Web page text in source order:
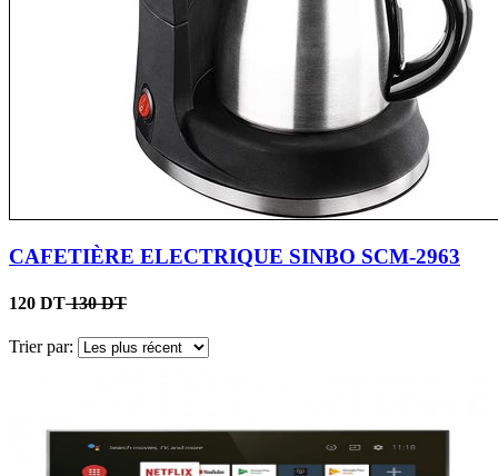
CAFETIÈRE ELECTRIQUE SINBO SCM-2963
120 DT130 DT
Trier par: